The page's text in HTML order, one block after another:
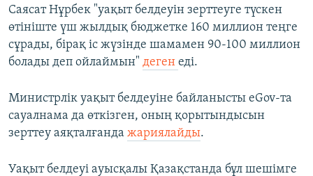
Саясат Нұрбек "уақыт белдеуін зерттеуге түскен
өтініште үш жылдық бюджетке 160 миллион теңге
сұрады, бірақ іс жүзінде шамамен 90-100 миллион
болады деп ойлаймын" деген еді.
Министрлік уақыт белдеуіне байланысты eGov-та
сауалнама да өткізген, оның қорытындысын
зерттеу аяқталғанда жариялайды.
Уақыт белдеуі ауысқалы Қазақстанда бұл шешімге